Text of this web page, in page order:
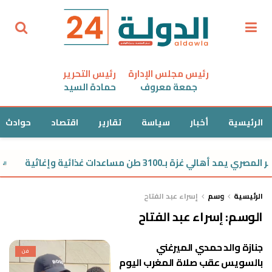
رئيس مجلس الإدارة
جمعة معروف
رئيس التحرير
حمادة السيد
الرئيسية أخبار سياسة تقارير اقتصاد حوادث
أهالي غزة بـ3100 طن مساعدات غذائية وإغاثية
الرئيسية وسم إسراء عبد الفتاح
الوسم:إسراء عبد الفتاح
فن
جنازة والد حمدي الميرغني
بالسويس عقب صلاة المغرب اليوم